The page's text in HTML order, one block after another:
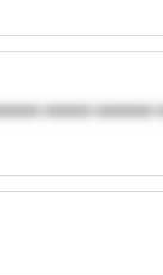
xxxxx xxxxxx